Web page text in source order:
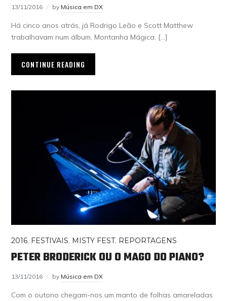
13/11/2016 by Música em DX
Há cinco anos atrás, já Rodrigo Leão e Scott Matthew
trabalhavam num álbum, Montanha Mágica. […]
CONTINUE READING
2016, FESTIVAIS, MISTY FEST, REPORTAGENS
PETER BRODERICK OU O MAGO DO PIANO?
13/11/2016 by Música em DX
Com o outono chegam-nos um manto de folhas amareladas